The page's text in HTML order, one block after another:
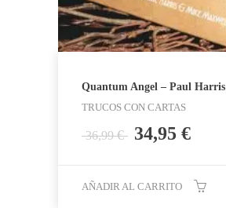
Quantum Angel – Paul Harris
TRUCOS CON CARTAS
36,99€
El
era:
34,95 €El
es:
AÑADIR AL CARRITO